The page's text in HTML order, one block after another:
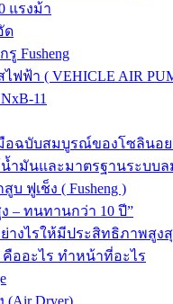
แรงม้า
ด
Fusheng
ฟ้า ( VEHICLE AIR
11
ฉบับสมบูรณ์ของโซลินอย
น้ำมันและมาตรฐานระบบ
ฟูเช็ง ( Fusheng )
– ทนทานกว่า 10 ปี”
างไรให้มีประสิทธิภาพสูง
คืออะไร ทำหน้าที่อะไร
(Air Dryer)